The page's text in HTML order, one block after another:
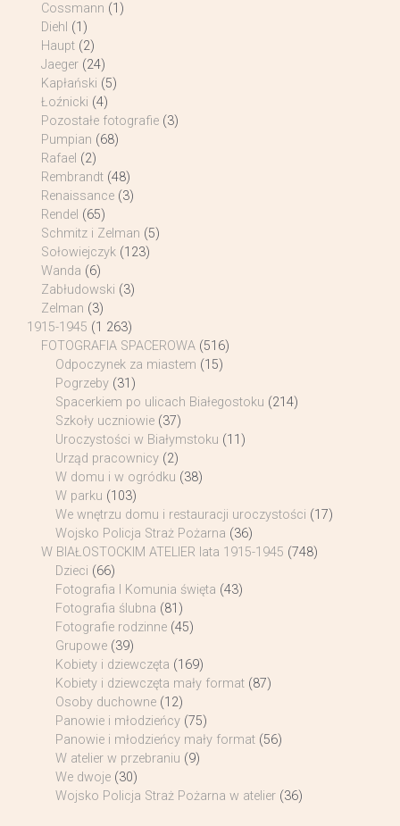
Cossmann (1)
Diehl (1)
Haupt (2)
Jaeger (24)
Kapłański (5)
Łoźnicki (4)
Pozostałe fotografie (3)
Pumpian (68)
Rafael (2)
Rembrandt (48)
Renaissance (3)
Rendel (65)
Schmitz i Zelman (5)
Sołowiejczyk (123)
Wanda (6)
Zabłudowski (3)
Zelman (3)
1915-1945 (1 263)
FOTOGRAFIA SPACEROWA (516)
Odpoczynek za miastem (15)
Pogrzeby (31)
Spacerkiem po ulicach Białegostoku (214)
Szkoły uczniowie (37)
Uroczystości w Białymstoku (11)
Urząd pracownicy (2)
W domu i w ogródku (38)
W parku (103)
We wnętrzu domu i restauracji uroczystości (17)
Wojsko Policja Straż Pożarna (36)
W BIAŁOSTOCKIM ATELIER lata 1915-1945 (748)
Dzieci (66)
Fotografia I Komunia święta (43)
Fotografia ślubna (81)
Fotografie rodzinne (45)
Grupowe (39)
Kobiety i dziewczęta (169)
Kobiety i dziewczęta mały format (87)
Osoby duchowne (12)
Panowie i młodzieńcy (75)
Panowie i młodzieńcy mały format (56)
W atelier w przebraniu (9)
We dwoje (30)
Wojsko Policja Straż Pożarna w atelier (36)